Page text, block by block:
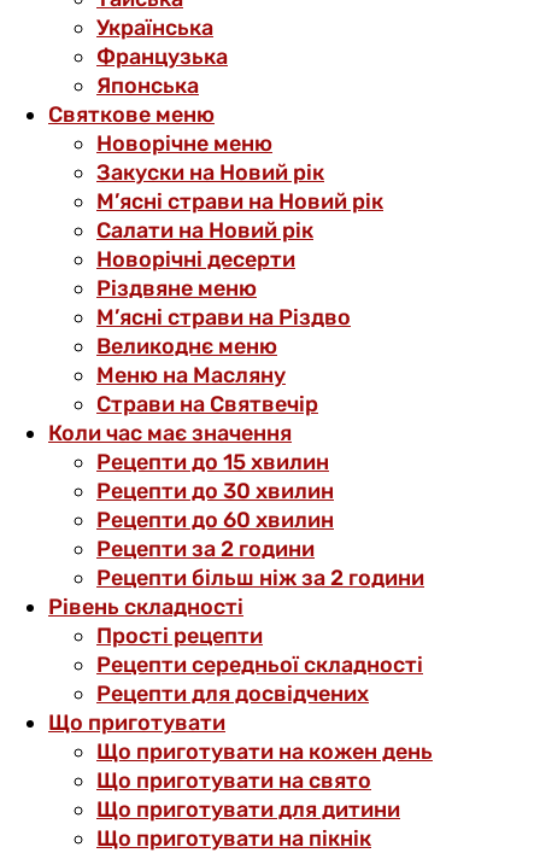
Українська
Французька
Японська
Святкове меню
Новорічне меню
Закуски на Новий рік
М’ясні страви на Новий рік
Салати на Новий рік
Новорічні десерти
Різдвяне меню
М’ясні страви на Різдво
Великоднє меню
Меню на Масляну
Страви на Святвечір
Коли час має значення
Рецепти до 15 хвилин
Рецепти до 30 хвилин
Рецепти до 60 хвилин
Рецепти за 2 години
Рецепти більш ніж за 2 години
Рівень складності
Прості рецепти
Рецепти середньої складності
Рецепти для досвідчених
Що приготувати
Що приготувати на кожен день
Що приготувати на свято
Що приготувати для дитини
Що приготувати на пікнік